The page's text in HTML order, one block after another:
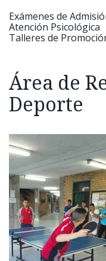
Exámenes de
Atención Psicológica
Talleres de
Área de
Deporte